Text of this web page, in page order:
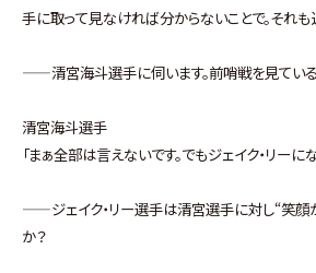
手に取って見なければ分からないことで。それも
——清宮海斗選手に伺います。前哨戦を見てい
清宮海斗選手
「まぁ全部は言えないです。でもジェイク・リ
——ジェイク・リー選手は清宮選手に対し“笑顔
か？